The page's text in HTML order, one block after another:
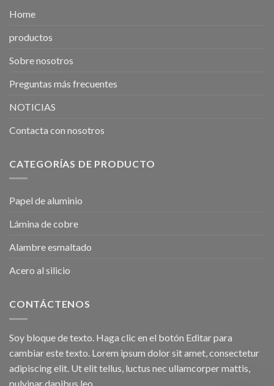
Home
productos
Sobre nosotros
Preguntas más frecuentes
NOTICIAS
Contacta con nosotros
CATEGORÍAS DE PRODUCTO
Papel de aluminio
Lámina de cobre
Alambre esmaltado
Acero al silicio
CONTÁCTENOS
Soy bloque de texto. Haga clic en el botón Editar para
cambiar este texto. Lorem ipsum dolor sit amet, consectetur
adipiscing elit. Ut elit tellus, luctus nec ullamcorper mattis,
pulvinar dapibus leo.